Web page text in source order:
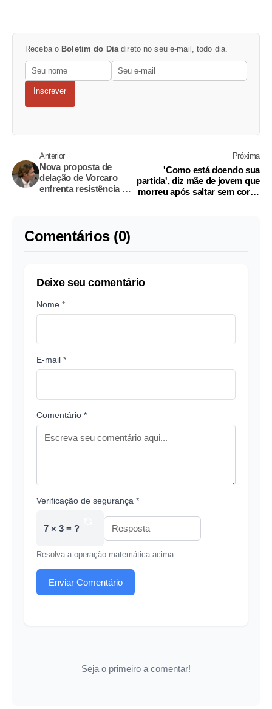
Receba o Boletim do Diadireto no seu e-mail, todo dia.
Inscrever
Anterior
Nova proposta de
delação de Vorcaro
enfrenta resistência na
Próxima
'Como está doendo sua
partida', diz mãe de jovem que
morreu após saltar sem corda
Comentários (0)
Deixe seu comentário
Nome *
E-mail *
Comentário *
Verificação de segurança *
7 × 3 = ?
Resolva a operação matemática acima
Enviar Comentário
Seja o primeiro a comentar!